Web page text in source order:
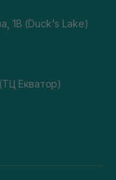
1В (Duck's Lake)
Екватор)